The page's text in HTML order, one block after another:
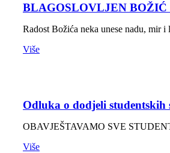
BLAGOSLOVLJEN
Radost Božića neka unese nadu, mir
Više
Odluka o dodjeli studentskih
OBAVJEŠTAVAMO SVE
Više